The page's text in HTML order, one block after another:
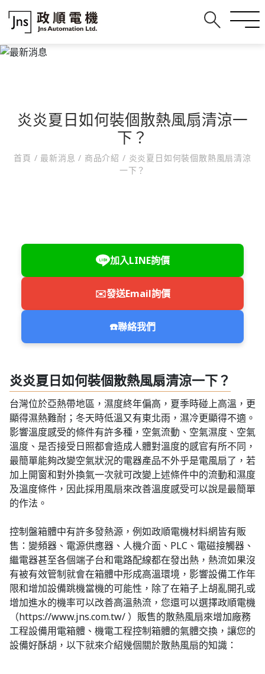
炎炎夏日如何裝個散熱風扇清涼一
下？
首頁 / 最新消息/ 商品介紹 / 炎炎夏日如何裝個散熱風扇清涼
一下？
加入LINE詢價
✉️發送Email詢價
☎️聯絡我們
炎炎夏日如何裝個散熱風扇清涼一下？
台灣位於亞熱帶地區，濕度終年偏高，夏季時碰上高溫，更
顯得濕熱難耐；冬天時低溫又有東北雨，濕冷更顯得不適。
影響溫度感受的條件有許多種，空氣流動、空氣濕度、空氣
溫度、是否接受日照都會造成人體對溫度的感官有所不同，
最簡單能夠改變空氣狀況的電器產品不外乎是電風扇了，若
加上開窗和對外換氣一次就可改變上述條件中的流動和濕度
及溫度條件，因此採用風扇來改善溫度感受可以說是最簡單
的作法。
控制盤箱體中有許多發熱源，例如政順電機材料網皆有販
售：變頻器、電源供應器、人機介面、PLC、電磁接觸器、
繼電器甚至各個端子台和電路配線都在發出熱，熱流如果沒
有被有效管制就會在箱體中形成高溫環境，影響設備工作年
限和增加設備跳機當機的可能性，除了在箱子上胡亂開孔或
增加進水的機率可以改善高溫熱流，您還可以選擇政順電機
（https://www.jns.com.tw/ ）販售的散熱風扇來增加廠務
工程設備用電箱體、機電工程控制箱體的氣體交換，讓您的
設備好酥胡，以下就來介紹幾個關於散熱風扇的知識：